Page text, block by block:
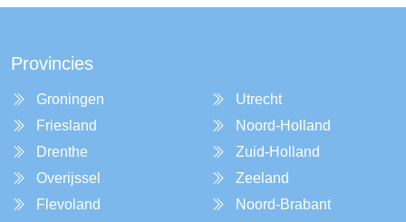
Provincies
Groningen
Friesland
Drenthe
Overijssel
Flevoland
Utrecht
Noord-Holland
Zuid-Holland
Zeeland
Noord-Brabant